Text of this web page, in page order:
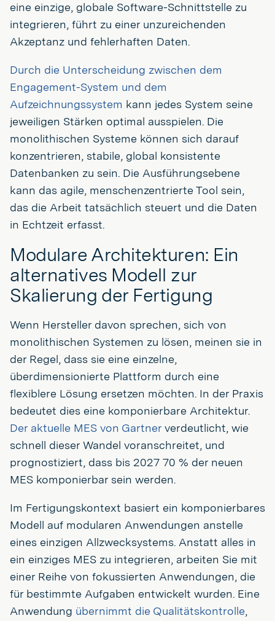
eine einzige, globale Software-Schnittstelle zu
integrieren, führt zu einer unzureichenden
Akzeptanz und fehlerhaften Daten.
Durch die Unterscheidung zwischen dem
Engagement-System und dem
Aufzeichnungssystem kann jedes System seine
jeweiligen Stärken optimal ausspielen. Die
monolithischen Systeme können sich darauf
konzentrieren, stabile, global konsistente
Datenbanken zu sein. Die Ausführungsebene
kann das agile, menschenzentrierte Tool sein,
das die Arbeit tatsächlich steuert und die Daten
in Echtzeit erfasst.
Modulare Architekturen: Ein
alternatives Modell zur
Skalierung der Fertigung
Wenn Hersteller davon sprechen, sich von
monolithischen Systemen zu lösen, meinen sie in
der Regel, dass sie eine einzelne,
überdimensionierte Plattform durch eine
flexiblere Lösung ersetzen möchten. In der Praxis
bedeutet dies eine komponierbare Architektur.
Der aktuelle MES von Gartner verdeutlicht, wie
schnell dieser Wandel voranschreitet, und
prognostiziert, dass bis 2027 70 % der neuen
MES komponierbar sein werden.
Im Fertigungskontext basiert ein komponierbares
Modell auf modularen Anwendungen anstelle
eines einzigen Allzwecksystems. Anstatt alles in
ein einziges MES zu integrieren, arbeiten Sie mit
einer Reihe von fokussierten Anwendungen, die
für bestimmte Aufgaben entwickelt wurden. Eine
Anwendung übernimmt die Qualitätskontrolle,